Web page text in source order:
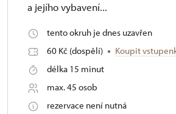
a jejího vybavení...
tento okruh je dnes uzavřen
60 Kč (dospělí)
Koupit
délka 15 minut
max. 45 osob
rezervace není nutná